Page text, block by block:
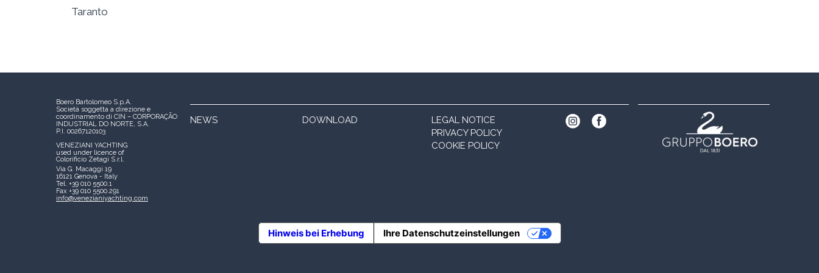
Taranto
Boero Bartolomeo S.p.A.
Società soggetta a direzione e
coordinamento di CIN – CORPORAÇÃO
INDUSTRIAL DO NORTE, S.A.
P.I. 00267120103
VENEZIANI YACHTING
used under licence of
Colorificio Zetagi S.r.l.
Via G. Macaggi 19
16121 Genova - Italy
Tel. +39 010 5500.1
Fax +39 010 5500.291
info@venezianiyachting.com
NEWS DOWNLOAD
LEGAL NOTICE
PRIVACY POLICY
COOKIE POLICY
Hinweis bei Erhebung Ihre Datenschutzeinstellungen